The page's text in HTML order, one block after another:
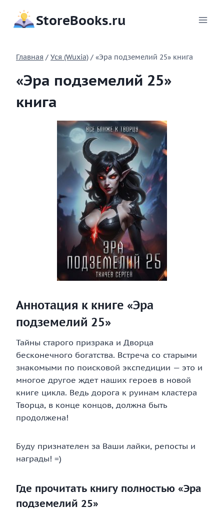
содержимому
StoreBooks.ru
Главная / Уся (Wuxia) / «Эра подземелий 25» книга
«Эра подземелий 25»
книга
Аннотация к книге «Эра
подземелий 25»
Тайны старого призрака и Дворца
бесконечного богатства. Встреча со старыми
знакомыми по поисковой экспедиции — это и
многое другое ждет наших героев в новой
книге цикла. Ведь дорога к руинам кластера
Творца, в конце концов, должна быть
продолжена!
Буду признателен за Ваши лайки, репосты и
награды! =)
Где прочитать книгу полностью «Эра
подземелий 25»